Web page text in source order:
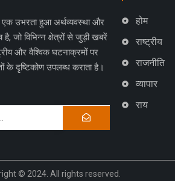
एक उभरता हुआ अर्थव्यवस्था और
है, जो विभिन्न क्षेत्रों से जुड़ी खबरें
और वैश्विक घटनाक्रमों पर
के दृष्टिकोण उपलब्ध कराता है।
होम
राष्ट्रीय
राजनीति
व्यापार
राय
© 2024. All rights reserved.